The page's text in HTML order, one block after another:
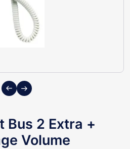
Next
Bus 2 Extra +
Volume